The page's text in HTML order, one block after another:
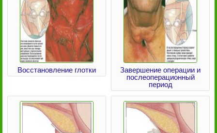
Восстановление глотки
Завершение операции и
послеоперационный
период